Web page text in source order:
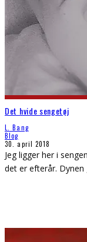
Det hvide sengetøj
L. Bang
Blog
30. april 2018
Jeg ligger her i
det er efterår.